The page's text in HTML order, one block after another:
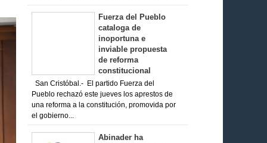
Fuerza del Pueblo
cataloga de
inoportuna e
inviable propuesta
de reforma
constitucional
San Cristóbal.- El partido Fuerza del
Pueblo rechazó este jueves los aprestos de
una reforma a la constitución, promovida por
el gobierno...
Abinader ha